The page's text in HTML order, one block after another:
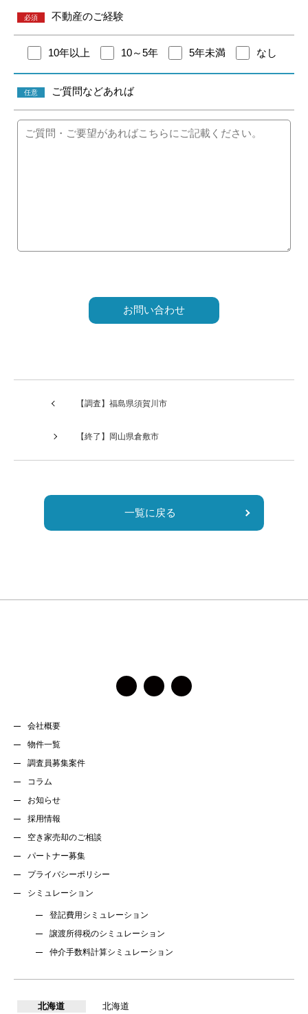
必須 不動産のご経験
10年以上 10～5年 5年未満 なし
任意 ご質問などあれば
【調査】福島県須賀川市
【終了】岡山県倉敷市
一覧に戻る
会社概要
物件一覧
調査員募集案件
コラム
お知らせ
採用情報
空き家売却のご相談
パートナー募集
プライバシーポリシー
シミュレーション
登記費用シミュレーション
譲渡所得税のシミュレーション
仲介手数料計算シミュレーション
北海道 北海道